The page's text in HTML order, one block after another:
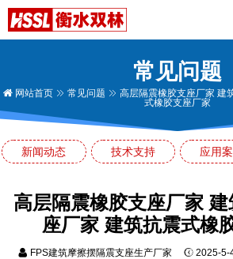
常见问题
网站首页 常见问题
高层隔震橡胶支座厂家 建
式橡胶支座厂家
新闻动态 技术支持 应用
高层隔震橡胶支座厂家
座厂家 建筑抗震式橡
FPS建筑摩擦摆隔震支座生产厂家 2025-